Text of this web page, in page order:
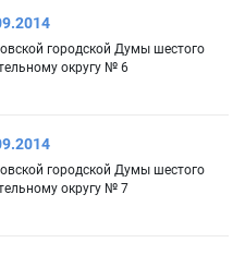
городской Думы шестого
округу № 6
городской Думы шестого
округу № 7